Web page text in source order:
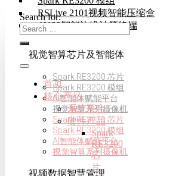
RSLive 2101视频智能压缩盒
AVS3智能边缘计算终端
视觉智算芯片及智能体
Spark RE3200 芯片
Spark RE3200 模组
AI智能体赋能平台
视觉智算系列摄像机
Spark RE3200 芯片
Spark RE3200 模组
AI智能体赋能平台
视觉智算系列摄像机
视频数据智慧管理
Search for:
首页
核心产品
系统平台
硬件产品
Spark
RE3200
芯
片